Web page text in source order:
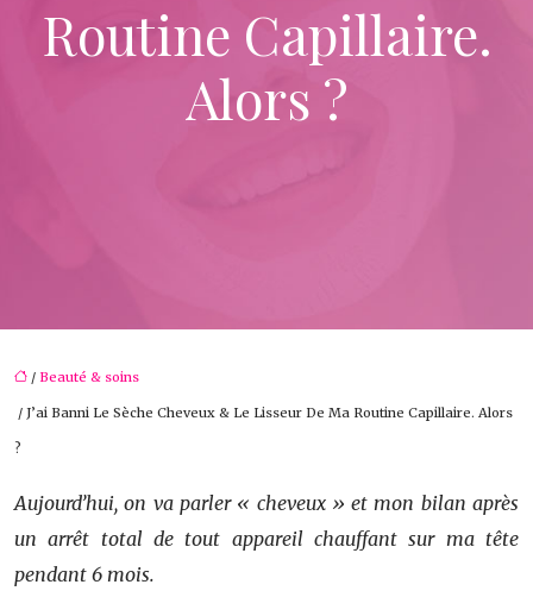
Routine Capillaire.
Alors ?
/ Beauté & soins
/ J’ai Banni Le Sèche Cheveux & Le Lisseur De Ma Routine Capillaire. Alors
?
Aujourd’hui, on va parler « cheveux » et mon bilan après
un arrêt total de tout appareil chauffant sur ma tête
pendant 6 mois.